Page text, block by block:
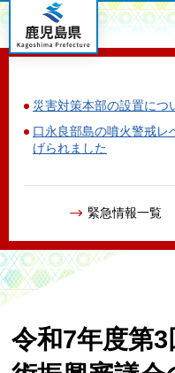
鹿児島県
災害対策本部の設置につ
口永良部島の噴火警戒レ
げられました
緊急情報一覧
令和7年度第